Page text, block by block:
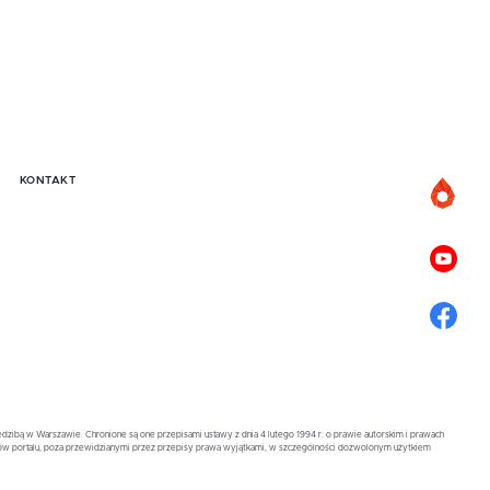
KONTAKT
w Warszawie. Chronione są one przepisami ustawy z dnia 4 lutego 1994 r. o prawie autorskim i prawach
portalu, poza przewidzianymi przez przepisy prawa wyjątkami, w szczególności dozwolonym użytkiem